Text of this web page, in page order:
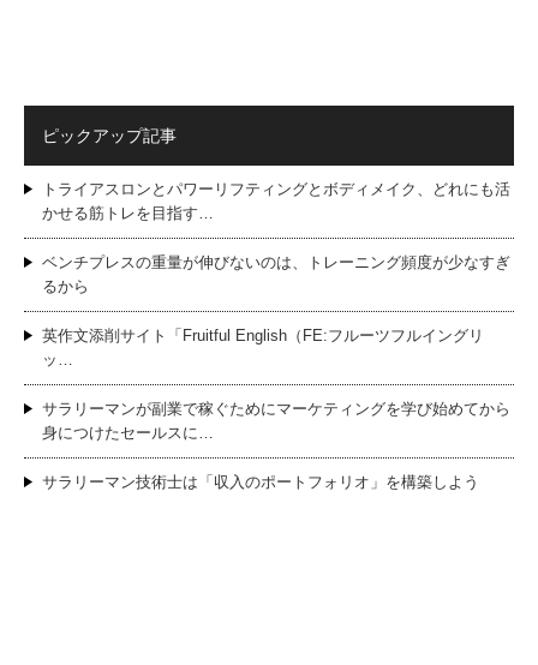
ピックアップ記事
トライアスロンとパワーリフティングとボディメイク、どれにも活
かせる筋トレを目指す…
ベンチプレスの重量が伸びないのは、トレーニング頻度が少なすぎ
るから
英作文添削サイト「Fruitful English（FE:フルーツフルイングリ
ッ…
サラリーマンが副業で稼ぐためにマーケティングを学び始めてから
身につけたセールスに…
サラリーマン技術士は「収入のポートフォリオ」を構築しよう